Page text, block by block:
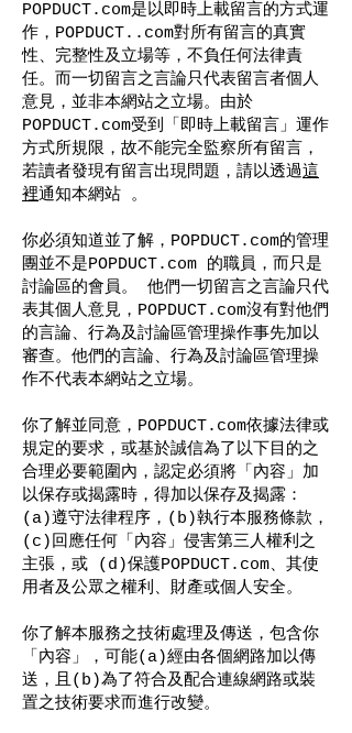
POPDUCT.com是以即時上載留言的方式運
作，POPDUCT..com對所有留言的真實
性、完整性及立場等，不負任何法律責
任。而一切留言之言論只代表留言者個人
意見，並非本網站之立場。由於
POPDUCT.com受到「即時上載留言」運作
方式所規限，故不能完全監察所有留言，
若讀者發現有留言出現問題，請以透過這
裡通知本網站 。
你必須知道並了解，POPDUCT.com的管理
團並不是POPDUCT.com 的職員，而只是
討論區的會員。 他們一切留言之言論只代
表其個人意見，POPDUCT.com沒有對他們
的言論、行為及討論區管理操作事先加以
審查。他們的言論、行為及討論區管理操
作不代表本網站之立場。
你了解並同意，POPDUCT.com依據法律或
規定的要求，或基於誠信為了以下目的之
合理必要範圍內，認定必須將「內容」加
以保存或揭露時，得加以保存及揭露：
(a)遵守法律程序，(b)執行本服務條款，
(c)回應任何「內容」侵害第三人權利之
主張，或 (d)保護POPDUCT.com、其使
用者及公眾之權利、財產或個人安全。
你了解本服務之技術處理及傳送，包含你
「內容」，可能(a)經由各個網路加以傳
送，且(b)為了符合及配合連線網路或裝
置之技術要求而進行改變。